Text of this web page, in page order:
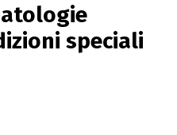
speciali